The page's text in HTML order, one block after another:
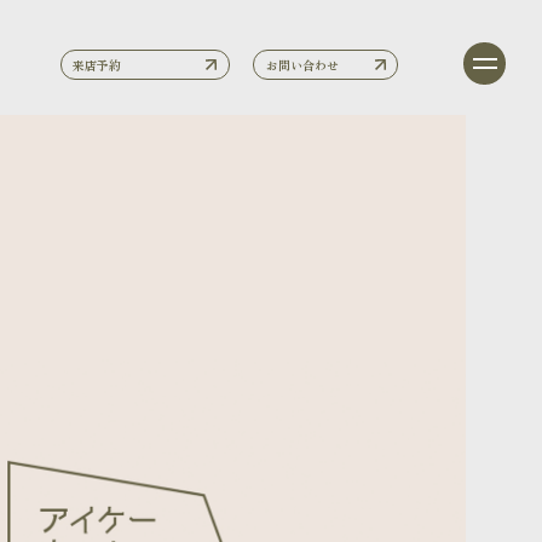
来店予約 お問い合わせ